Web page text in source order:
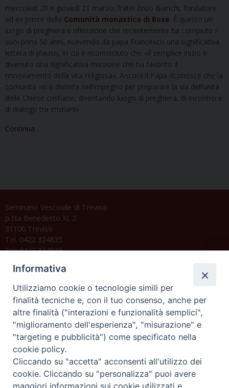
mercoledì 20 e giovedì 21 marzo, fratel Enzo Bianchi, fondatore
ed ex priore della Comunità monastica di Bose . È questo un
luogo di preghiera e riflessione che recentemente ha compiuto i
suoi primi 50 anni, ricevendo da papa Francesco una significativa
lettera di plauso, in cui è riconosciuto che «il semplice inizio è
divenuto una significativa missione che ha favorito il
rinnovamento della vita religiosa». Ancora il Papa riconosce che la
comunità «si è distinta nell’impegno per preparare la via dell’unità
delle Chiese cristiane, diventando luogo di preghiera, di incontro e
di dialogo tra cristiani».
Continua…
Seminario Vescovile di Treviso
p.tta Benedetto XI, 2
31100 Treviso
Tel. 0422 324835
Fax 0422 324836
Orario di segreteria
Lunedì 17.30-19.30
Martedì 17.30-19.30
Mercoledì 17.30-19.30
Giovedì 17.30-19.30
Venerdì chiuso
Informativa
Utilizziamo cookie o tecnologie simili per
finalità tecniche e, con il tuo consenso, anche per
altre finalità ("interazioni e funzionalità semplici",
"miglioramento dell'esperienza", "misurazione" e
"targeting e pubblicità") come specificato nella
cookie policy.
Cliccando su "accetta" acconsenti all'utilizzo dei
cookie. Cliccando su "personalizza" puoi avere
maggiori informazioni sui cookie utilizzati e